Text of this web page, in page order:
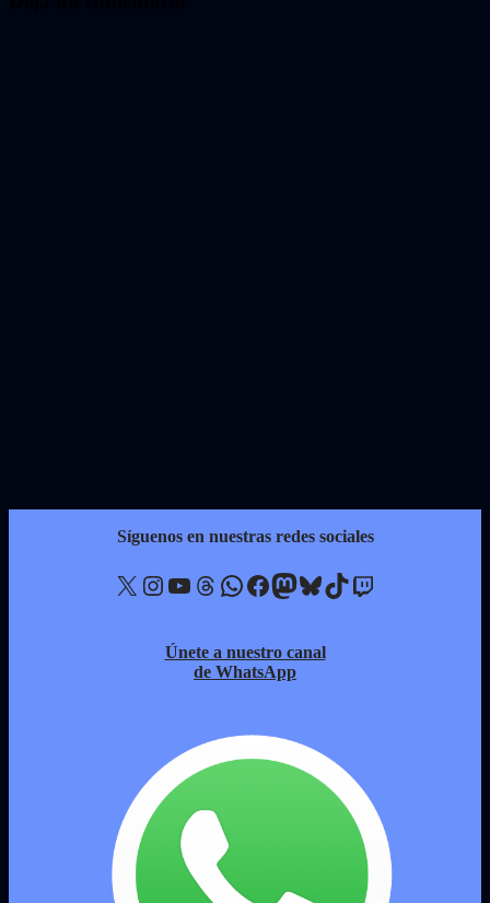
Síguenos en nuestras redes sociales
X Instagram YouTube Threads WhatsApp Facebook Mastodon Bluesky TikTok Twitch
Únete a nuestro canal
de WhatsApp